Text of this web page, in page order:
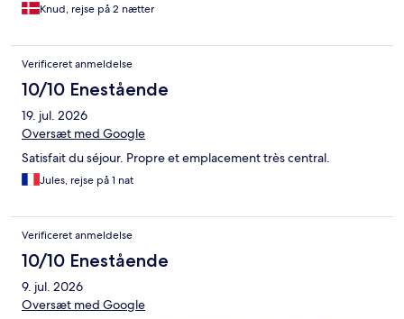
Knud, rejse på 2 nætter
Verificeret anmeldelse
10/10 Enestående
19. jul. 2026
Oversæt med Google
Satisfait du séjour. Propre et emplacement très central.
Jules, rejse på 1 nat
Verificeret anmeldelse
10/10 Enestående
9. jul. 2026
Oversæt med Google